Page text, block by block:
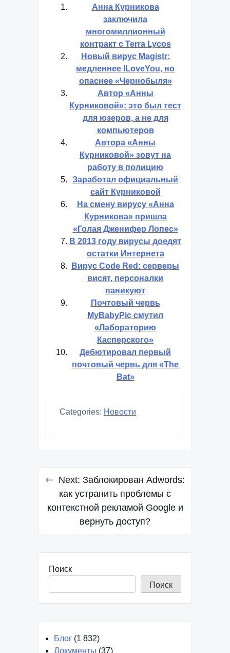
Анна Курникова
заключила
многомиллионный
контракт с Terra Lycos
Новый вирус Magistr:
медленнее ILoveYou, но
опаснее «Чернобыля»
Автор «Анны
Курниковой»: это был тест
для юзеров, а не для
компьютеров
Автора «Анны
Курниковой» зовут на
работу в полицию
Заработал официальный
сайт Курниковой
На смену вирусу «Анна
Курникова» пришла
«Голая Дженифер Лопес»
В 2013 году вирусы доедят
остатки Интернета
Вирус Code Red: серверы
висят, персоналки
паникуют
Почтовый червь
MyBabyPic смутил
«Лабораторию
Касперского»
Дебютировал первый
почтовый червь для «The
Bat»
Categories: Новости
Навигация
записям
Next: Заблокирован Adwords:
как устранить проблемы с
контекстной рекламой Google и
вернуть доступ?
Поиск
Поиск
Блог (1 832)
Документы (37)